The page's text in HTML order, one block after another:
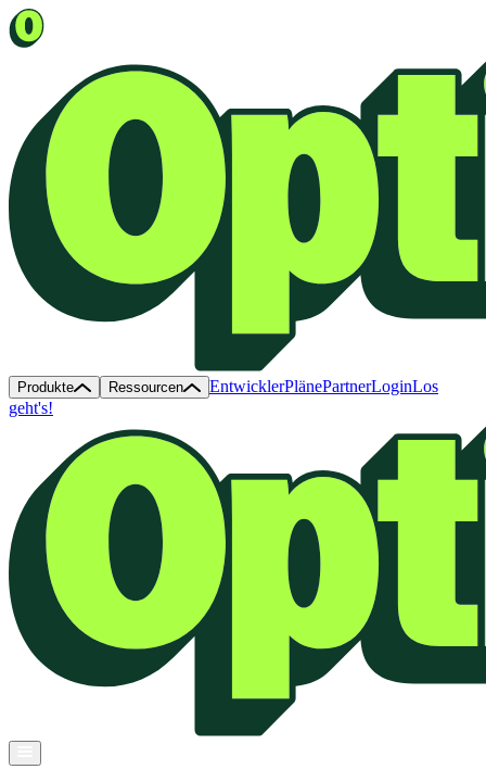
Produkte Ressourcen EntwicklerPlänePartnerLoginLos
geht's!